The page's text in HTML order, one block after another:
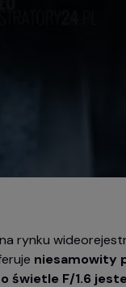
rynku
niesamowity
świetle F/1.6